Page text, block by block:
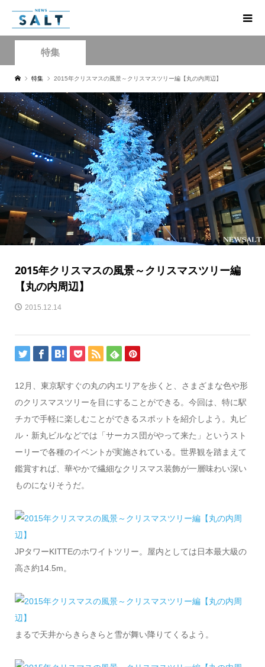
特集
特集 2015年クリスマスの風景～クリスマスツリー編【丸の内周辺】
2015年クリスマスの風景～クリスマスツリー編
【丸の内周辺】
2015.12.14
12月、東京駅すぐの丸の内エリアを歩くと、さまざまな色や形
のクリスマスツリーを目にすることができる。今回は、特に駅
チカで手軽に楽しむことができるスポットを紹介しよう。丸ビ
ル・新丸ビルなどでは「サーカス団がやって来た」というスト
ーリーで各種のイベントが実施されている。世界観を踏まえて
鑑賞すれば、華やかで繊細なクリスマス装飾が一層味わい深い
ものになりそうだ。
JPタワーKITTEのホワイトツリー。屋内としては日本最大級の
高さ約14.5m。
まるで天井からきらきらと雪が舞い降りてくるよう。